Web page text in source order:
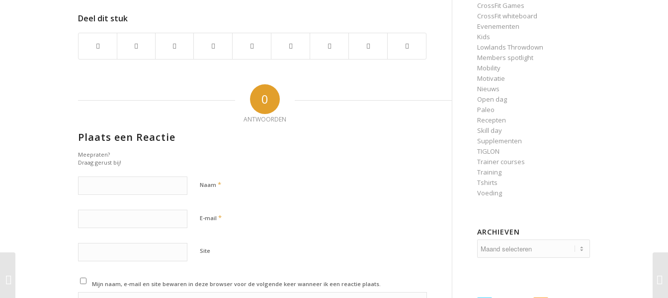
Deel dit stuk
0
ANTWOORDEN
Plaats een Reactie
Meepraten?
Draag gerust bij!
Naam *
E-mail *
Site
Mijn naam, e-mail en site bewaren in deze browser voor de volgende keer wanneer ik een reactie plaats.
CrossFit Games
CrossFit whiteboard
Evenementen
Kids
Lowlands Throwdown
Members spotlight
Mobility
Motivatie
Nieuws
Open dag
Paleo
Recepten
Skill day
Supplementen
TIGLON
Trainer courses
Training
Tshirts
Voeding
ARCHIEVEN